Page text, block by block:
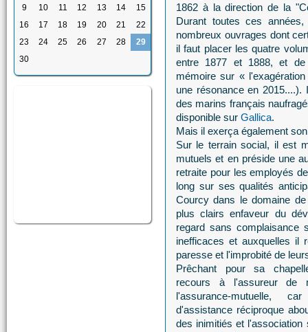
9
10 11 12 13 14
15
16
17 18 19 20 21
22
23
24 25 26 27 28
29
30
1862 à la direction de la
Durant toutes ces
nombreux ouvrages dont
il faut placer les quatre
entre 1877 et 1888, et
mémoire sur «
une résonance en
des marins français
disponible sur Gallica.
Mais il exerça également
Sur le terrain social, il est
mutuels et en préside une
retraite pour les employés
long sur ses qualités
Courcy dans le domaine
plus clairs enfaveur du
regard sans complaisance
inefficaces et auxquelles il
paresse et l'improbité de
Prêchant pour sa
recours à l'assureur de
l'assurance-mutuelle,
d'assistance réciproque
des inimitiés et l'association